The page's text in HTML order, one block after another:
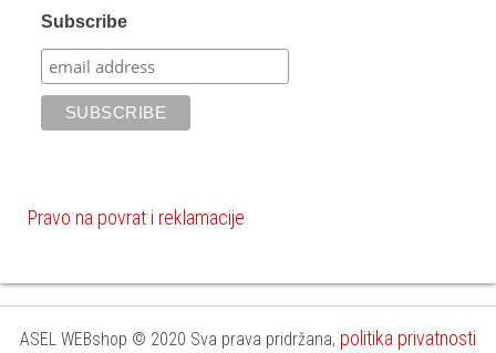
Subscribe
Pravo na povrat i reklamacije
ASEL WEBshop © 2020 Sva prava pridržana, politika privatnosti